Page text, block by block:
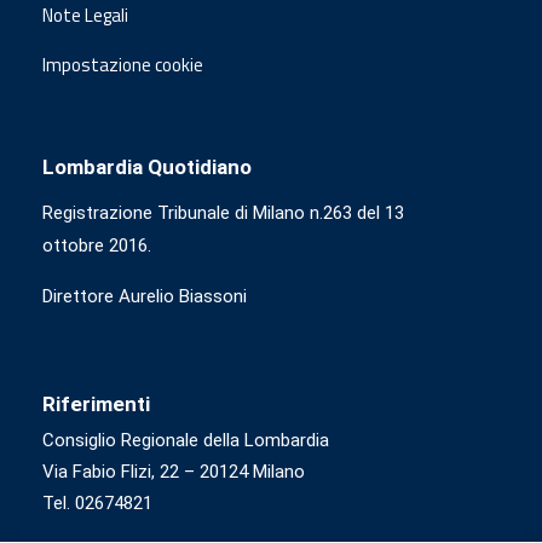
Note Legali
Impostazione cookie
Lombardia Quotidiano
Registrazione Tribunale di Milano n.263 del 13
ottobre 2016.
Direttore Aurelio Biassoni
Riferimenti
Consiglio Regionale della Lombardia
Via Fabio Flizi, 22 – 20124 Milano
Tel. 02674821